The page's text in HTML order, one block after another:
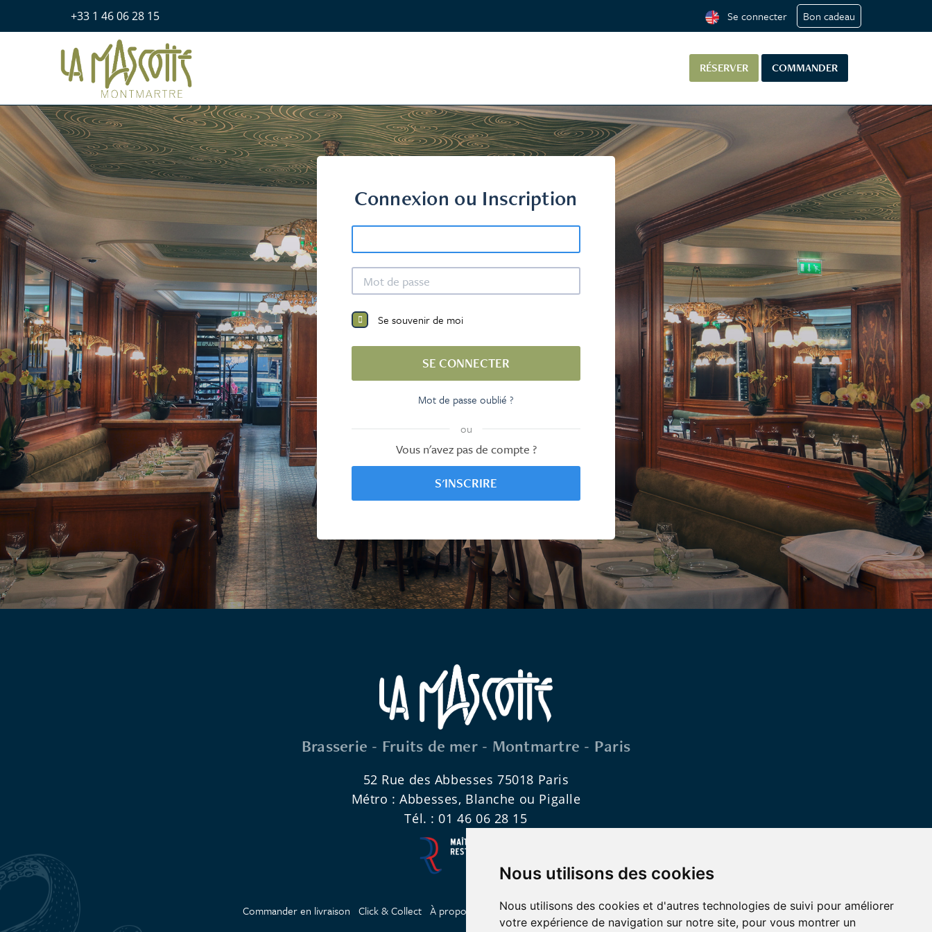
Nous utilisons des cookies
Nous utilisons des cookies et d'autres technologies de suivi pour améliorer
votre expérience de navigation sur notre site, pour vous montrer un
+33 1 46 06 28 15 Se connecter Bon cadeau
RÉSERVER COMMANDER
Connexion ou Inscription
Se souvenir de moi
SE CONNECTER
Mot de passe oublié ?
ou
Vous n'avez pas de compte ?
S'INSCRIRE
Brasserie - Fruits de mer - Montmartre - Paris
52 Rue des Abbesses 75018 Paris
Métro : Abbesses, Blanche ou Pigalle
Tél. : 01 46 06 28 15
Commander en livraison Click & Collect À propos Réserver une table Privatiser Contactez-nous